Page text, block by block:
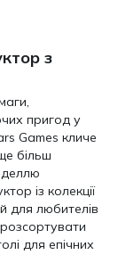
з
пригод у
Games кличе
більш
із колекції
для любителів
для епічних